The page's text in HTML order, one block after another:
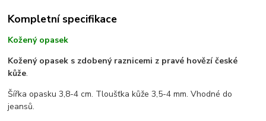
Kompletní specifikace
Kožený opasek
Kožený opasek s zdobený raznicemi z pravé hovězí české
kůže.
Šířka opasku 3,8-4 cm. Tloušťka kůže 3,5-4 mm. Vhodné do
jeansů.